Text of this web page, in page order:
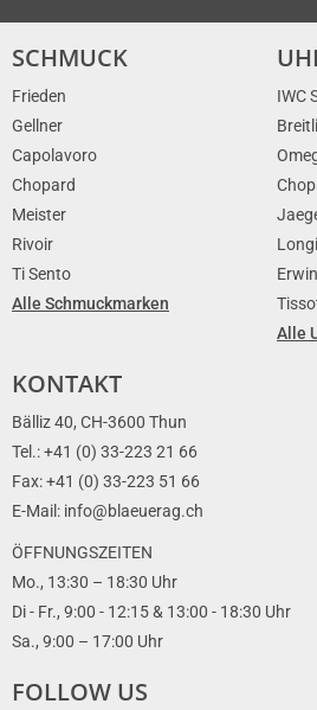
SCHMUCK
Frieden
Gellner
Capolavoro
Chopard
Meister
Rivoir
Ti Sento
Alle Schmuckmarken
IWC
Alle
KONTAKT
Bälliz 40, CH-3600 Thun
Tel.: +41 (0) 33-223 21 66
Fax: +41 (0) 33-223 51 66
E-Mail: info@blaeuerag.ch
ÖFFNUNGSZEITEN
Mo., 13:30 – 18:30 Uhr
Di - Fr., 9:00 - 12:15 & 13:00 - 18:30 Uhr
Sa., 9:00 – 17:00 Uhr
FOLLOW US